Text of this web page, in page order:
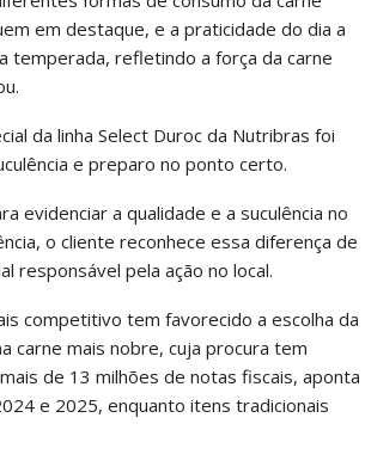
em destaque, e a praticidade do dia a
temperada, refletindo a força da carne
da linha Select Duroc da Nutribras foi
e preparo no ponto certo.
evidenciar a qualidade e a suculência no
o cliente reconhece essa diferença de
responsável pela ação no local.
competitivo tem favorecido a escolha da
carne mais nobre, cuja procura tem
de 13 milhões de notas fiscais, aponta
e 2025, enquanto itens tradicionais